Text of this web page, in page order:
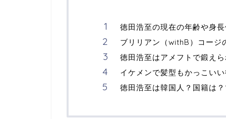
徳田浩至の現在の年齢や身
ブリリアン（withB）コージ
徳田浩至はアメフトで鍛え
イケメンで髪型もかっこい
徳田浩至は韓国人？国籍は